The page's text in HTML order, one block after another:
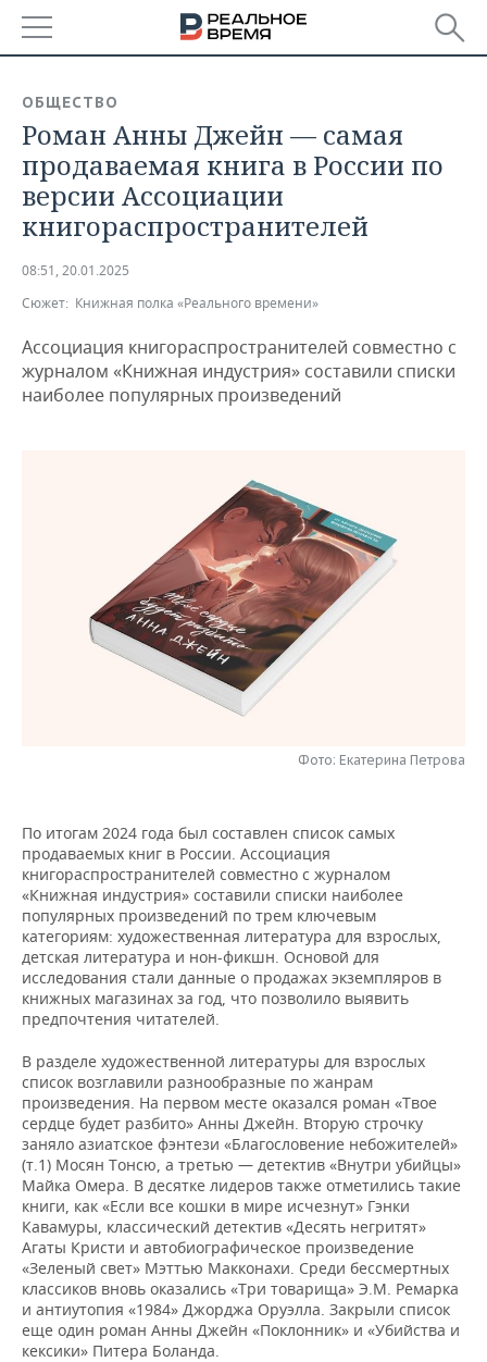
БАШКОРТОСТАН
ТАТАРСТАН
УДМУРТИЯ
НОВОСТИ
АНАЛИТИКА
НОВОСТИ АНАЛИТИКИ
ДЕКЛАРАЦИИ О ДОХОДАХ
ВУЗЫ ТАТАРСТАНА
ЭКОНОМИКА
НОВОСТИ ЭКОНОМИКИ
БАНКИ
ПРОМЫШЛЕННОСТЬ
ПРОМЫШЛЕННОСТИ
АГРОПРОМ
ЭНЕРГЕТИКА
НОВОСТИ НЕДВИЖИМОСТИ
АВТО
РОЗНИЧНАЯ ТОРГОВЛЯ
ТРАНСПОРТ
УСЛУГИ
НОВОСТИ ТЕХНОЛОГИЙ
МЕДИА
ТЕЛЕКОММУНИКАЦИИ
НОВОСТИ МЕРОПРИЯТИЙ
ВЫЕЗДНАЯ РЕДАКЦИЯ
БИЗНЕС-БРАНЧИ
НОВОСТИ СПОРТА
ВОЛЕЙБОЛ
КИБЕРСПОРТ
ФИГУРНОЕ КАТАНИЕ
ВОДНЫЕ ВИДЫ СПОРТА
ХОККЕЙ С МЯЧОМ
ОБЩЕСТВО
НОВОСТИ ОБЩЕСТВА
ИСТОРИЯ
КУЛЬТУРА
МЕДИЦИНА
ОБРАЗОВАНИЕ
ПРОИСШЕСТВИЯ
СПИСОК ПЕРСОН
СПИСОК КОМПАНИЙ
ПОЛНАЯ ВЕРСИЯ
ОБЩЕСТВО
Роман Анны Джейн — самая
продаваемая книга в России по
версии Ассоциации
книгораспространителей
08:51, 20.01.2025
Сюжет: Книжная полка «Реального времени»
Ассоциация книгораспространителей совместно с
журналом «Книжная индустрия» составили списки
наиболее популярных произведений
Фото: Екатерина Петрова
По итогам 2024 года был составлен список самых
продаваемых книг в России. Ассоциация
книгораспространителей совместно с журналом
«Книжная индустрия» составили списки наиболее
популярных произведений по трем ключевым
категориям: художественная литература для взрослых,
детская литература и нон-фикшн. Основой для
исследования стали данные о продажах экземпляров в
книжных магазинах за год, что позволило выявить
предпочтения читателей.
В разделе художественной литературы для взрослых
список возглавили разнообразные по жанрам
произведения. На первом месте оказался роман «Твое
сердце будет разбито» Анны Джейн. Вторую строчку
заняло азиатское фэнтези «Благословение небожителей»
(т.1) Мосян Тонсю, а третью — детектив «Внутри убийцы»
Майка Омера. В десятке лидеров также отметились такие
книги, как «Если все кошки в мире исчезнут» Гэнки
Кавамуры, классический детектив «Десять негритят»
Агаты Кристи и автобиографическое произведение
«Зеленый свет» Мэттью Макконахи. Среди бессмертных
классиков вновь оказались «Три товарища» Э.М. Ремарка
и антиутопия «1984» Джорджа Оруэлла. Закрыли список
еще один роман Анны Джейн «Поклонник» и «Убийства и
кексики» Питера Боланда.